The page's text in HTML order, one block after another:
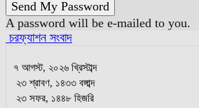
A password will be e-mailed to you.
চরফ্যাশন সংবাদ
৭ আগস্ট, ২০২৬ খ্রিস্টাব্দ
২৩ শ্রাবণ, ১৪৩৩ বঙ্গাব্দ
২৩ সফর, ১৪৪৮ হিজরি